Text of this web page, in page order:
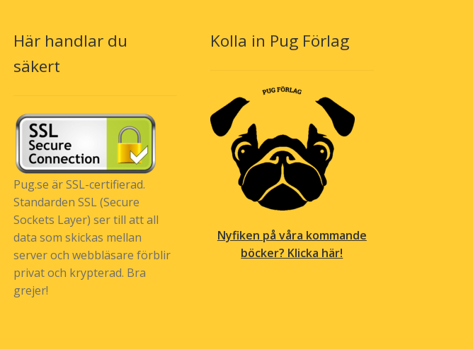
Här handlar du
säkert
Pug.se är SSL-certifierad.
Standarden SSL (Secure
Sockets Layer) ser till att all
data som skickas mellan
server och webbläsare förblir
privat och krypterad. Bra
grejer!
Kolla in Pug Förlag
Nyfiken på våra kommande
böcker? Klicka här!